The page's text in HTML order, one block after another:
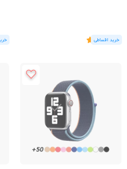
(1رای)
5
(2